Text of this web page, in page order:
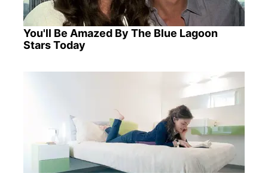
You'll Be Amazed By The Blue Lagoon
Stars Today